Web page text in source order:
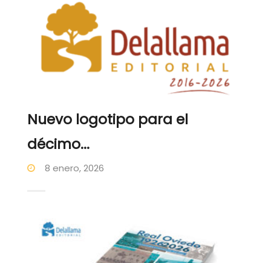
Nuevo logotipo para el
décimo...
8 enero, 2026